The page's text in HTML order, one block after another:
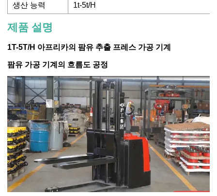
생산 능력 1t-5t/H
제품 설명
1T-5T/H 아프리카의 팜유 추출 프레스 가공 기계
팜유 가공 기계의 흐름도 공정